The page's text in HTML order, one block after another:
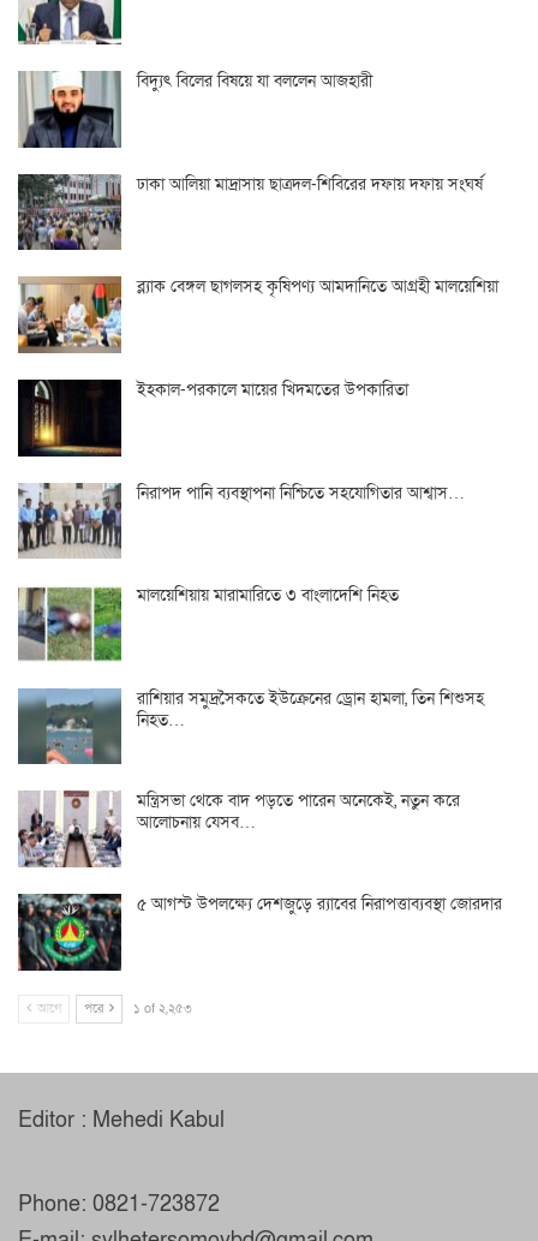
বিদ্যুৎ বিলের বিষয়ে যা বললেন আজহারী
ঢাকা আলিয়া মাদ্রাসায় ছাত্রদল-শিবিরের দফায় দফায় সংঘর্ষ
ব্ল্যাক বেঙ্গল ছাগলসহ কৃষিপণ্য আমদানিতে আগ্রহী মালয়েশিয়া
ইহকাল-পরকালে মায়ের খিদমতের উপকারিতা
নিরাপদ পানি ব্যবস্থাপনা নিশ্চিতে সহযোগিতার আশ্বাস…
মালয়েশিয়ায় মারামারিতে ৩ বাংলাদেশি নিহত
রাশিয়ার সমুদ্রসৈকতে ইউক্রেনের ড্রোন হামলা, তিন শিশুসহ
নিহত…
মন্ত্রিসভা থেকে বাদ পড়তে পারেন অনেকেই, নতুন করে
আলোচনায় যেসব…
৫ আগস্ট উপলক্ষ্যে দেশজুড়ে র‌্যাবের নিরাপত্তাব্যবস্থা জোরদার
আগে পরে ১ of ২,২৫৩
Editor : Mehedi Kabul
Phone: 0821-723872